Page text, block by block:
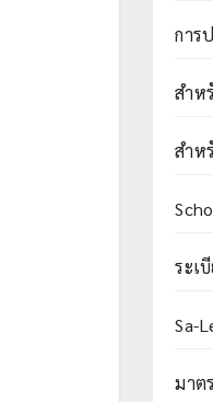
การ
สำห
สำห
ระเ
Sa-
มาต